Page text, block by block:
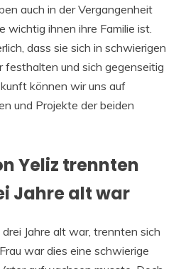
auch in der Vergangenheit
wichtig ihnen ihre Familie ist.
dass sie sich in schwierigen
festhalten und sich gegenseitig
können wir uns auf
und Projekte der beiden
Yeliz trennten
Jahre alt war
Jahre alt war, trennten sich
war dies eine schwierige